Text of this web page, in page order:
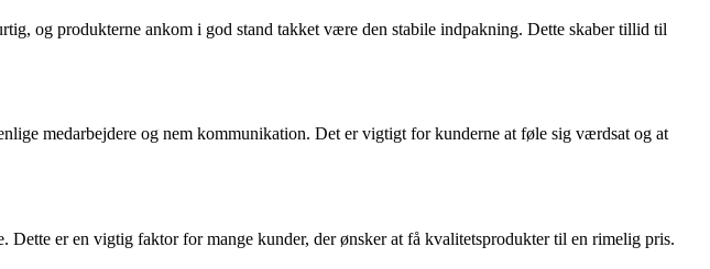
og produkterne ankom i god stand takket være den stabile indpakning. Dette skaber tillid til
medarbejdere og nem kommunikation. Det er vigtigt for kunderne at føle sig værdsat og at
er en vigtig faktor for mange kunder, der ønsker at få kvalitetsprodukter til en rimelig pris.